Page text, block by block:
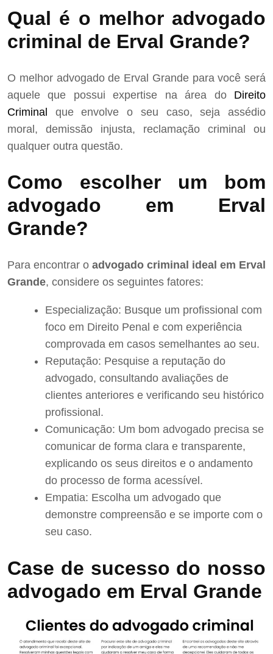
Qual é o melhor advogado
criminal de Erval Grande?
O melhor advogado de Erval Grande para você será
aquele que possui expertise na área do Direito
Criminal que envolve o seu caso, seja assédio
moral, demissão injusta, reclamação criminal ou
qualquer outra questão.
Como escolher um bom
advogado em Erval
Grande?
Para encontrar o advogado criminal ideal em Erval
Grande, considere os seguintes fatores:
Especialização: Busque um profissional com
foco em Direito Penal e com experiência
comprovada em casos semelhantes ao seu.
Reputação: Pesquise a reputação do
advogado, consultando avaliações de
clientes anteriores e verificando seu histórico
profissional.
Comunicação: Um bom advogado precisa se
comunicar de forma clara e transparente,
explicando os seus direitos e o andamento
do processo de forma acessível.
Empatia: Escolha um advogado que
demonstre compreensão e se importe com o
seu caso.
Case de sucesso do nosso
advogado em Erval Grande